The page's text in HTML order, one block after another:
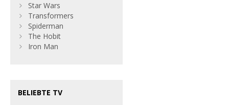
Star Wars
Transformers
Spiderman
The Hobit
Iron Man
BELIEBTE TV